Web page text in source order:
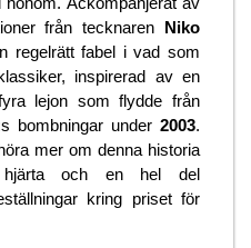
från tecknaren Niko
regelrätt fabel i vad som
inspirerad av en
lejon som flydde från
bombningar under2003.
mer om denna historia
och en hel del
kring priset för